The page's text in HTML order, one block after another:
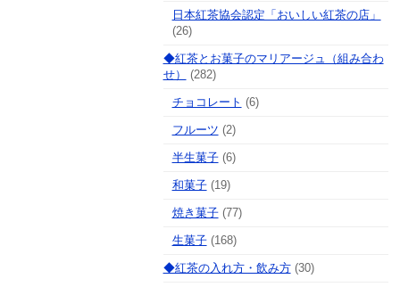
日本紅茶協会認定「おいしい紅茶の店」
(26)
◆紅茶とお菓子のマリアージュ（組み合わ
せ）
(282)
チョコレート (6)
フルーツ (2)
半生菓子(6)
和菓子(19)
焼き菓子(77)
生菓子(168)
◆紅茶の入れ方・飲み方(30)